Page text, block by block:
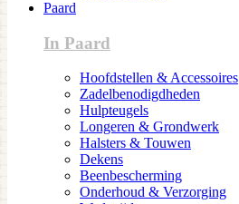
Paard
In Paard
Hoofdstellen & Accessoires
Zadelbenodigdheden
Hulpteugels
Longeren & Grondwerk
Halsters & Touwen
Dekens
Beenbescherming
Onderhoud & Verzorging